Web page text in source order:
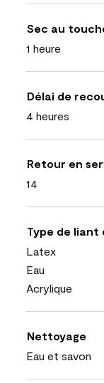
Sec au
1 heure
Délai de
4 heures
Retour en
14
Type de liant
Latex
Eau
Acrylique
Nettoyage
Eau et savon